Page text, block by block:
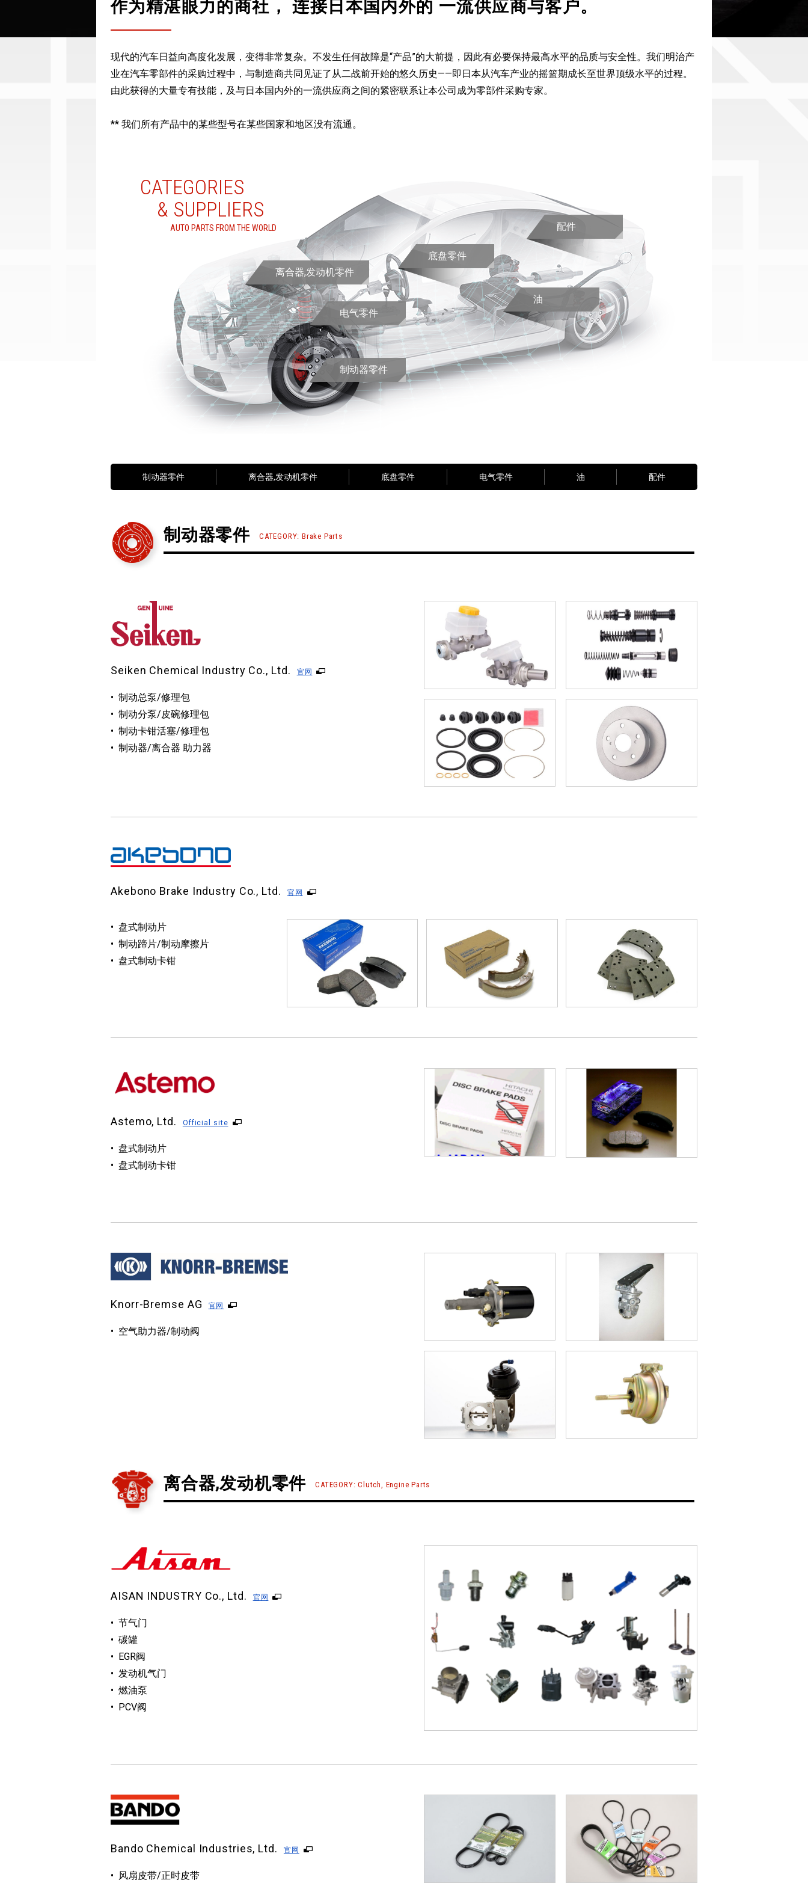
作为精湛眼力的商社， 连接日本国内外的 一流供应商与客户。
现代的汽车日益向高度化发展，变得非常复杂。不发生任何故障是“产品”的大前提，因此有必要保持最高水平的品质与安全性。我们明治产
业在汽车零部件的采购过程中，与制造商共同见证了从二战前开始的悠久历史——即日本从汽车产业的摇篮期成长至世界顶级水平的过程。
由此获得的大量专有技能，及与日本国内外的一流供应商之间的紧密联系让本公司成为零部件采购专家。
** 我们所有产品中的某些型号在某些国家和地区没有流通。
制动器零件
离合器,发动机零件
底盘零件
电气零件
油
配件
CATEGORIES
& SUPPLIERS
AUTO PARTS FROM THE WORLD
制动器零件 离合器,发动机零件 底盘零件 电气零件 油 配件
制动器零件 CATEGORY: Brake Parts
Seiken Chemical Industry Co., Ltd. 官网
制动总泵/修理包
制动分泵/皮碗修理包
制动卡钳活塞/修理包
制动器/离合器 助力器
Akebono Brake Industry Co., Ltd. 官网
盘式制动片
制动蹄片/制动摩擦片
盘式制动卡钳
Astemo, Ltd. Official site
盘式制动片
盘式制动卡钳
Knorr-Bremse AG 官网
空气助力器/制动阀
离合器,发动机零件 CATEGORY: Clutch, Engine Parts
AISAN INDUSTRY Co., Ltd. 官网
节气门
碳罐
EGR阀
发动机气门
燃油泵
PCV阀
Bando Chemical Industries, Ltd. 官网
风扇皮带/正时皮带